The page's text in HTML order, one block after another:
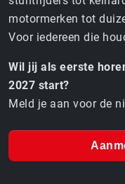
motormerken tot
Voor iedereen die
Wil jij als eerste
2027 start?
Meld je aan voor de